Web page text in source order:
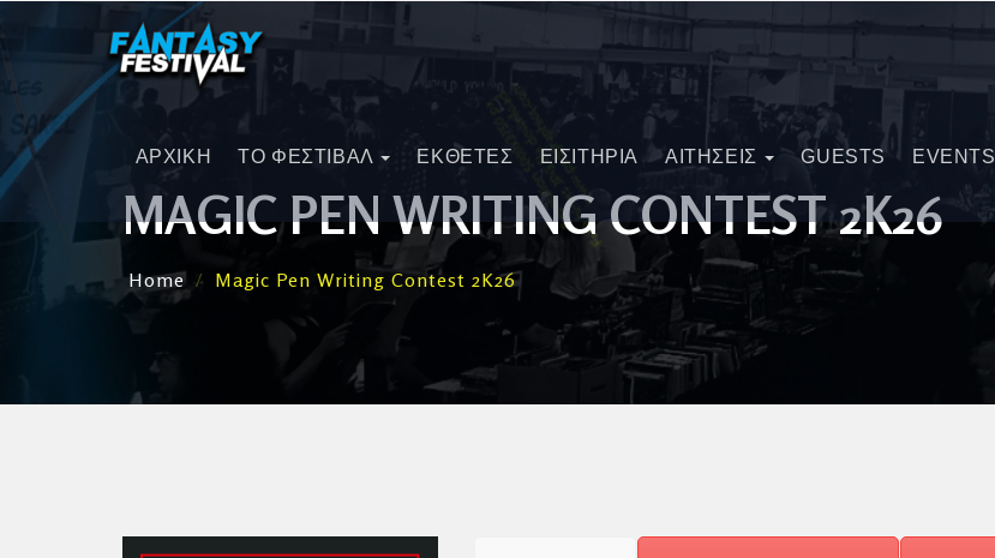
ΑΡΧΙΚΗ ΤΟ ΦΕΣΤΙΒΑΛ ΕΚΘΕΤΕΣ ΕΙΣΙΤΗΡΙΑ ΑΙΤΗΣΕΙΣ GUESTS EVENTS
MAGIC PEN WRITING CONTEST 2K26
Home Magic Pen Writing Contest 2K26